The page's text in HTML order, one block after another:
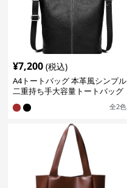
¥7,200 (税込)
A4トートバッグ 本革風シンプル
二重持ち手大容量トートバッグ
全2色